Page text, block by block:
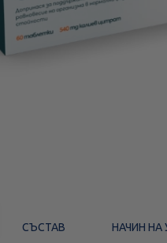
СЪСТАВ НАЧИН НА